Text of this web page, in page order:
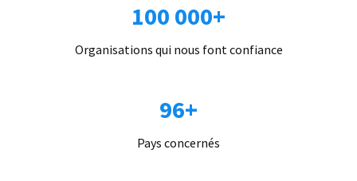
100 000+
Organisations qui nous font confiance
96+
Pays concernés